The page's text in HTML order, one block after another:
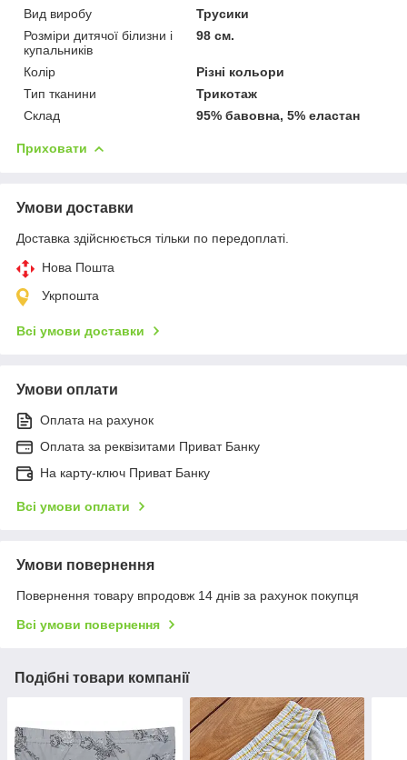
Вид виробу
Трусики
Розміри дитячої білизни і
купальників
98 см.
Колір
Різні кольори
Тип тканини
Трикотаж
Склад
95% бавовна, 5% еластан
Приховати
Умови доставки
Доставка здійснюється тільки по передоплаті.
Нова Пошта
Укрпошта
Всі умови доставки
Умови оплати
Оплата на рахунок
Оплата за реквізитами Приват Банку
На карту-ключ Приват Банку
Всі умови оплати
Умови повернення
Повернення товару впродовж 14 днів за рахунок покупця
Всі умови повернення
Подібні товари компанії